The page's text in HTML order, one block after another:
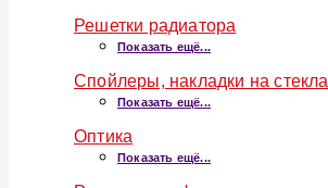
Решетки радиатора
Показать ещё...
Спойлеры, накладки на стекла
Показать ещё...
Оптика
Показать ещё...